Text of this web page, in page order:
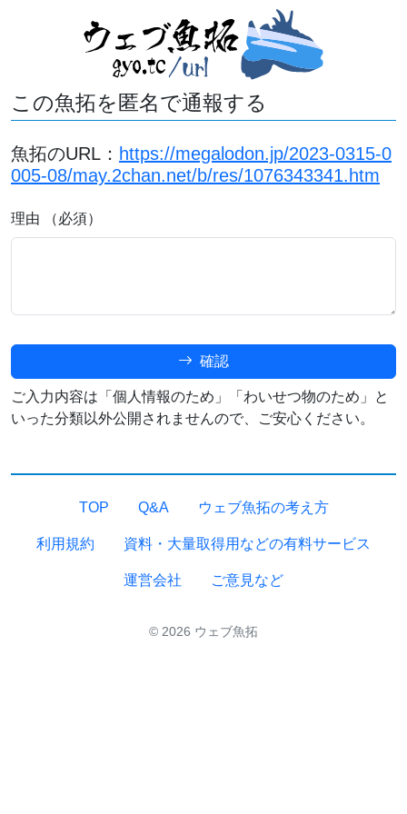
この魚拓を匿名で通報する
魚拓のURL： https://megalodon.jp/2023-0315-0
005-08/may.2chan.net/b/res/1076343341.htm
理由 （必須）
確認
ご入力内容は「個人情報のため」「わいせつ物のため」と
いった分類以外公開されませんので、ご安心ください。
TOP Q&A ウェブ魚拓の考え方
利用規約 資料・大量取得用などの有料サービス
運営会社 ご意見など
© 2026 ウェブ魚拓